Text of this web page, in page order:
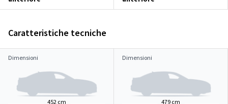
Caratteristiche tecniche
Dimensioni
452 cm
Dimensioni
479 cm